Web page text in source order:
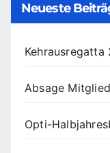
Neueste
Kehrausregatta
Absage
Opti-